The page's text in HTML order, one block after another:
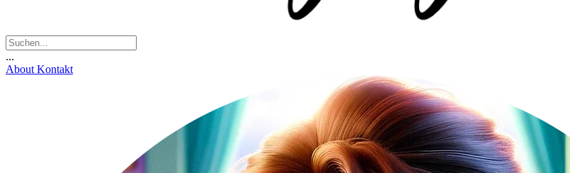
...
About Kontakt